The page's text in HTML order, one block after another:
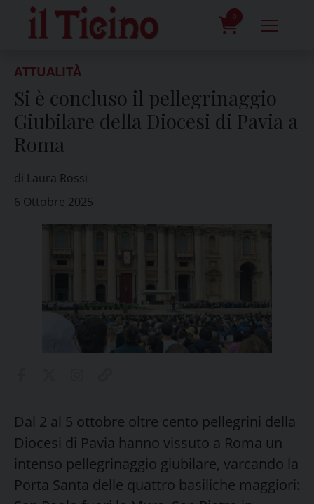
content
0
ATTUALITÀ
Si è concluso il pellegrinaggio
Giubilare della Diocesi di Pavia a
Roma
di Laura Rossi
6 Ottobre 2025
Dal 2 al 5 ottobre oltre cento pellegrini della
Diocesi di Pavia hanno vissuto a Roma un
intenso pellegrinaggio giubilare, varcando la
Porta Santa delle quattro basiliche maggiori: